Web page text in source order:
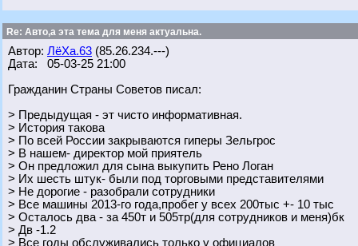
Re: Авто,а эта тема для меня актуальна.
Автор: ЛёХа.63 (85.26.234.---)
Дата: 05-03-25 21:00
Гражданин Страны Советов писал:
> Предыдущая - эт чисто информативная.
> История такова
> По всей России закрываются гиперы Зельгрос
> В нашем- директор мой приятель
> Он предложил для сына выкупить Рено Логан
> Их шесть штук- были под торговыми представителями
> Не дорогие - разобрали сотрудники
> Все машины 2013-го года,пробег у всех 200тыс +- 10 тыс
> Осталось два - за 450т и 505тр(для сотрудников и меня)бк
> Дв -1.2
> Все годы обслуживались только у официалов